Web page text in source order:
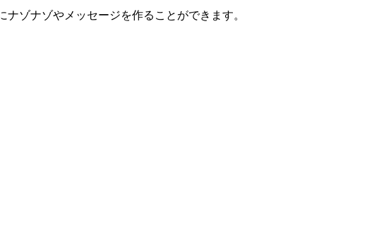
ゾナゾやメッセージを作ることができます。